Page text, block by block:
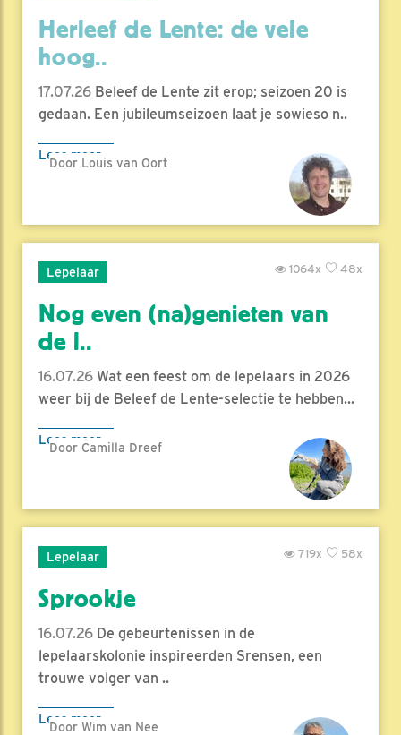
Herleef de Lente: de vele
hoog..
17.07.26 Beleef de Lente zit erop; seizoen 20 is
gedaan. Een jubileumseizoen laat je sowieso n..
Lees meer
Door Louis van Oort
Lepelaar 48x
1064x
Nog even (na)genieten van
de l..
16.07.26 Wat een feest om de lepelaars in 2026
weer bij de Beleef de Lente-selectie te hebben...
Lees meer
Door Camilla Dreef
Lepelaar 58x
719x
Sprookje
16.07.26 De gebeurtenissen in de
lepelaarskolonie inspireerden Srensen, een
trouwe volger van ..
Lees meer
Door Wim van Nee